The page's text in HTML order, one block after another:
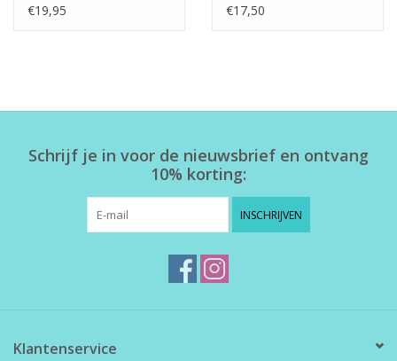
€19,95
€17,50
Schrijf je in voor de nieuwsbrief en ontvang
10% korting:
INSCHRIJVEN
Klantenservice